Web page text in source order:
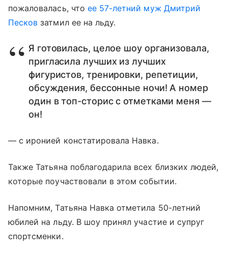
пожаловалась, что ее 57-летний муж Дмитрий
Песков затмил ее на льду.
Я готовилась, целое шоу организовала,
пригласила лучших из лучших
фигуристов, тренировки, репетиции,
обсуждения, бессонные ночи! А номер
один в топ-сторис с отметками меня —
он!
— с иронией констатировала Навка.
Также Татьяна поблагодарила всех близких людей,
которые поучаствовали в этом событии.
Напомним, Татьяна Навка отметила 50-летний
юбилей на льду. В шоу принял участие и супруг
спортсменки.